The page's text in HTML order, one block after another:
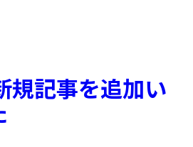
規記事を追加い